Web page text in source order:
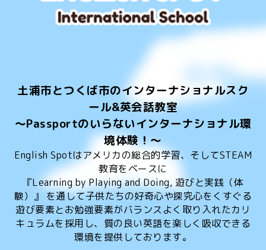
土浦市とつくば市のインターナショナルスク
ール&英会話教室
～Passportのいらないインターナショナル環
境体験！～
English Spotはアメリカの総合的学習、そしてSTEAM
教育をベースに
『Learning by Playing and Doing, 遊びと実践（体
験）』 を通して子供たちの好奇心や探究心をくすぐる
遊び要素とお勉強要素がバランスよく取り入れたカリ
キュラムを採用し、質の良い英語を楽しく吸収できる
環境を提供しております。